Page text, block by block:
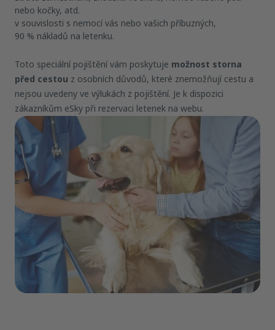
nebo kočky, atd.
v souvislosti s nemocí vás nebo vašich příbuzných,
90 % nákladů na letenku.
Toto speciální pojištění vám poskytuje možnost storna
před cestou z osobních důvodů, které znemožňují cestu a
nejsou uvedeny ve výlukách z pojištění. Je k dispozici
zákazníkům eSky při rezervaci letenek na webu.